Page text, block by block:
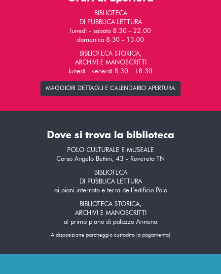
BIBLIOTECA
DI PUBBLICA LETTURA
lunedì - sabato 8.30 - 22.00
domenica 8.30 - 13.00
BIBLIOTECA STORICA,
ARCHIVI E MANOSCRITTI
lunedì - venerdì 8.30 - 18.30
MAGGIORI DETTAGLI E CALENDARIO APERTURA
Dove si trova la biblioteca
POLO CULTURALE E MUSEALE
Corso Angelo Bettini, 43 - Rovereto TN
BIBLIOTECA
DI PUBBLICA LETTURA
ai piani interrato e terra dell’edificio Polo
BIBLIOTECA STORICA,
ARCHIVI E MANOSCRITTI
al primo piano di palazzo Annona
A disposizione parcheggio custodito (a pagamento)